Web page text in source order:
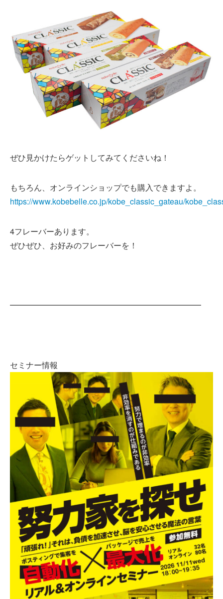
ぜひ見かけたらゲットしてみてくださいね！
もちろん、オンラインショップでも購入できますよ。
https://www.kobebelle.co.jp/kobe_classic_gateau/
4フレーバーあります。
ぜひぜひ、お好みのフレーバーを！
━━━━━━━━━━━━━━━━━━━━━━━━
セミナー情報